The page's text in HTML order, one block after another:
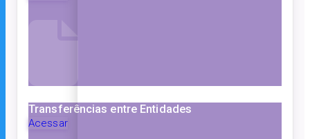
Transferências entre Entidades
Acessar